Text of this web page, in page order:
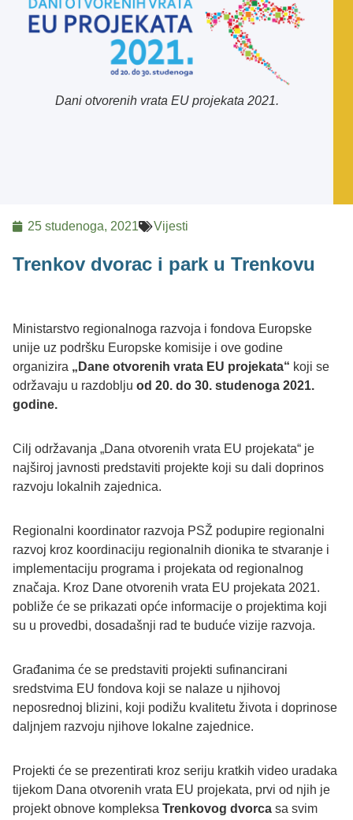
Dani otvorenih vrata EU projekata 2021.
25 studenoga, 2021 Vijesti
Trenkov dvorac i park u Trenkovu
Ministarstvo regionalnoga razvoja i fondova Europske
unije uz podršku Europske komisije i ove godine
organizira „Dane otvorenih vrata EU projekata“ koji se
održavaju u razdoblju od 20. do 30. studenoga 2021.
godine.
Cilj održavanja „Dana otvorenih vrata EU projekata“ je
najširoj javnosti predstaviti projekte koji su dali doprinos
razvoju lokalnih zajednica.
Regionalni koordinator razvoja PSŽ podupire regionalni
razvoj kroz koordinaciju regionalnih dionika te stvaranje i
implementaciju programa i projekata od regionalnog
značaja. Kroz Dane otvorenih vrata EU projekata 2021.
pobliže će se prikazati opće informacije o projektima koji
su u provedbi, dosadašnji rad te buduće vizije razvoja.
Građanima će se predstaviti projekti sufinancirani
sredstvima EU fondova koji se nalaze u njihovoj
neposrednoj blizini, koji podižu kvalitetu života i doprinose
daljnjem razvoju njihove lokalne zajednice.
Projekti će se prezentirati kroz seriju kratkih video uradaka
tijekom Dana otvorenih vrata EU projekata, prvi od njih je
projekt obnove kompleksa Trenkovog dvorca sa svim